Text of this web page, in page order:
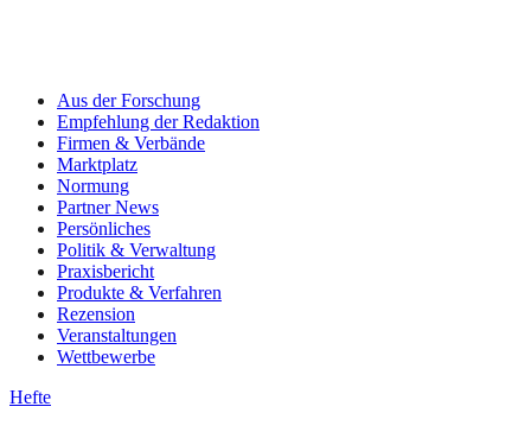
Aus der Forschung
Empfehlung der Redaktion
Firmen & Verbände
Marktplatz
Normung
Partner News
Persönliches
Politik & Verwaltung
Praxisbericht
Produkte & Verfahren
Rezension
Veranstaltungen
Wettbewerbe
Hefte